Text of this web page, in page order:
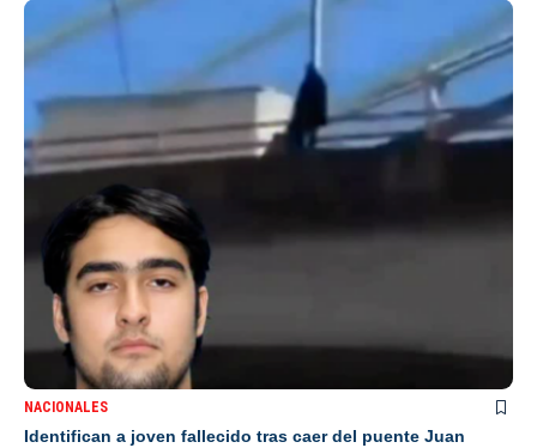
NACIONALES
Identifican a joven fallecido tras caer del puente Juan